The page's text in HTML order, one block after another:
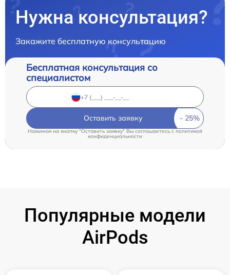
Нужна консультация?
Закажите бесплатную консультацию
Бесплатная консультация со
специалистом
Оставить заявку
Нажимая на кнопку "Оставить заявку" Вы соглашаетесь cполитикой
конфиденциальности
Популярные модели
AirPods